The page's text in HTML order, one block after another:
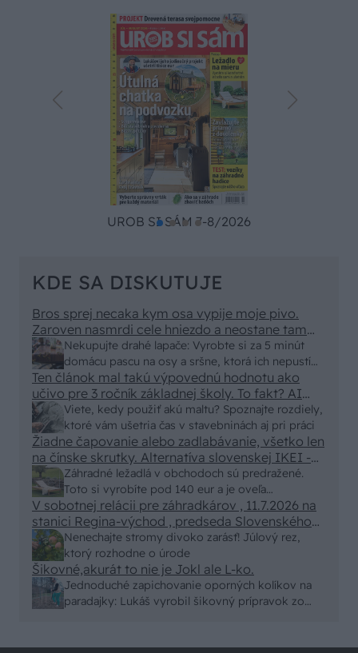
UROB SI SÁM 7-8/2026
KDE SA DISKUTUJE
Nekupujte drahé lapače: Vyrobte si za 5 minút
domácu pascu na osy a sršne, ktorá ich nepustí
von
Bros sprej necaka kym osa vypije moje pivo.
Zaroven nasmrdi cele hniezdo a neostane tam
nic zive. Vasa pasca naucinke moc efektivne.
Skor pritiahne slimaky
Viete, kedy použiť akú maltu? Spoznajte rozdiely,
ktoré vám ušetria čas v stavebninách aj pri práci
Ten článok mal takú výpovednú hodnotu ako
učivo pre 3 ročník základnej školy. To fakt? AI
alebo nejaka kniha z VŠ? Dnešné rychlotvrdnuce
malty - pevnosť 40 Mpa a doba schnutia tak 15
minut , k tomu vodotesné s kryštálikou. A rozdiel
- schnutie a zretie. Nič?
Záhradné ležadlá v obchodoch sú predražené.
Toto si vyrobíte pod 140 eur a je oveľa
pohodlnejšie!
Žiadne čapovanie alebo zadlabávanie, všetko len
na čínske skrutky. Alternatíva slovenskej IKEI -
čo sa týka pevnosti. Autor si nedal veľa námahy s
remeselným spracovaním, škoda. No lepšie než
ten odpad z DTD predávaný v Kauflande alebo
Lídli.
Nenechajte stromy divoko zarásť! Júlový rez,
ktorý rozhodne o úrode
V sobotnej relácii pre záhradkárov , 11.7.2026 na
stanici Regina-východ , predseda Slovenského
zväzu záhradkárov pán Jakubech tvrdil, že to, že
vlky sú neproduktívne , nie je pravda. Aj vlky je
možné použiť pri formovaní koruny a budú rodiť.
Jednoduché zapichovanie oporných kolíkov na
paradajky: Lukáš vyrobil šikovný prípravok zo
Šikovné,akurát to nie je Jokl ale L-ko.